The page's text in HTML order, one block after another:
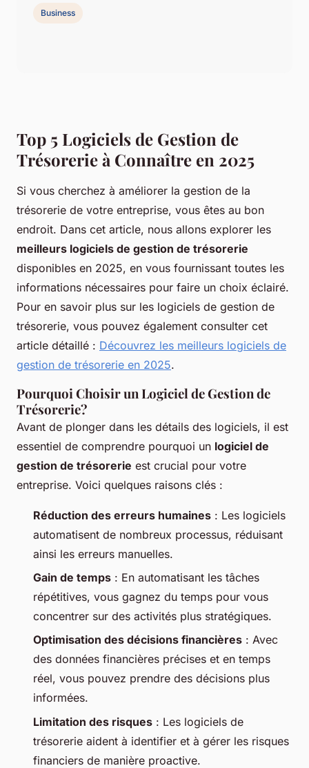
Top 5 Logiciels de Gestion de
Trésorerie à Connaître en 2025
Si vous cherchez à améliorer la gestion de la
trésorerie de votre entreprise, vous êtes au bon
endroit. Dans cet article, nous allons explorer les
meilleurs logiciels de gestion de trésorerie
disponibles en 2025, en vous fournissant toutes les
informations nécessaires pour faire un choix éclairé.
Pour en savoir plus sur les logiciels de gestion de
trésorerie, vous pouvez également consulter cet
article détaillé : Découvrez les meilleurs logiciels de
gestion de trésorerie en 2025.
Pourquoi Choisir un Logiciel de Gestion de
Trésorerie?
Avant de plonger dans les détails des logiciels, il est
essentiel de comprendre pourquoi un logiciel de
gestion de trésorerie est crucial pour votre
entreprise. Voici quelques raisons clés :
Réduction des erreurs humaines : Les logiciels
automatisent de nombreux processus, réduisant
ainsi les erreurs manuelles.
Gain de temps : En automatisant les tâches
répétitives, vous gagnez du temps pour vous
concentrer sur des activités plus stratégiques.
Optimisation des décisions financières : Avec
des données financières précises et en temps
réel, vous pouvez prendre des décisions plus
informées.
Limitation des risques : Les logiciels de
trésorerie aident à identifier et à gérer les risques
financiers de manière proactive.
Business